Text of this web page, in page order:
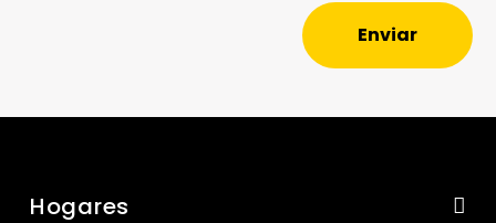
Enviar
Hogares